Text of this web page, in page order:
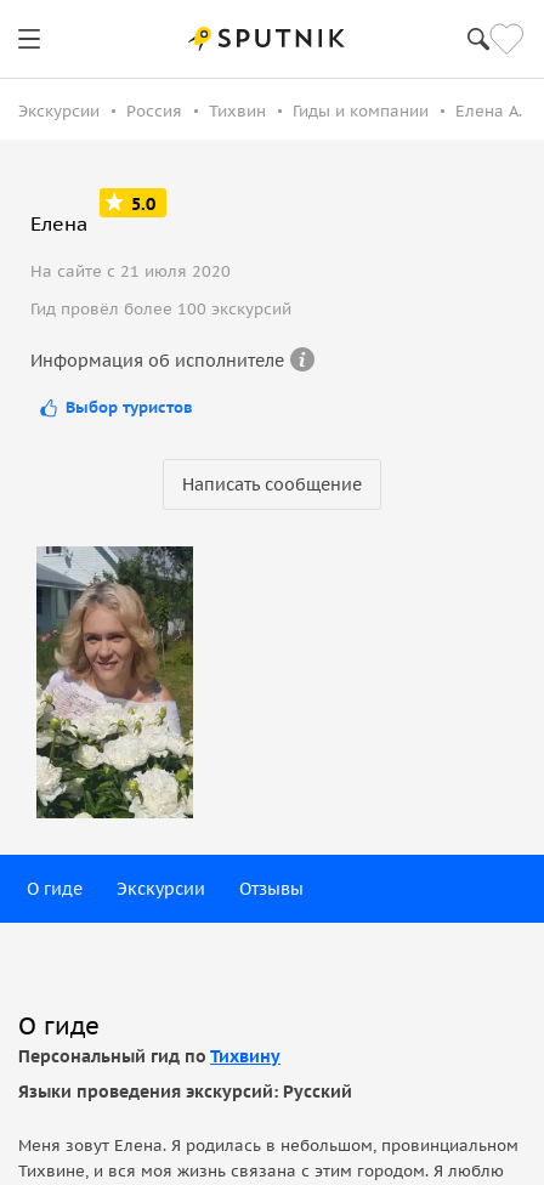
Экскурсии Россия Тихвин Гиды и компании Елена А.
Елена
5.0
На сайте с 21 июля 2020
Гид провёл более 100 экскурсий
Информация об исполнителе
Выбор туристов
Написать сообщение
О гиде Экскурсии Отзывы
О гиде
Персональный гид по Тихвину
Языки проведения экскурсий: Русский
Меня зовут Елена. Я родилась в небольшом, провинциальном
Тихвине, и вся моя жизнь связана с этим городом. Я люблю